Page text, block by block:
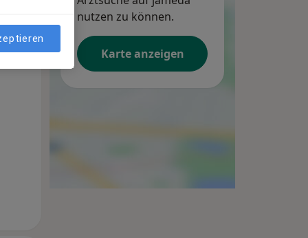
Di,
11 Aug
Mi,
12 Aug
nutzen zu können.
Karte anzeigen